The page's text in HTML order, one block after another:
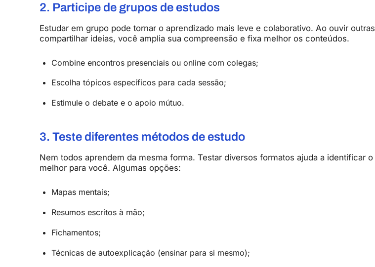
2. Participe de grupos de estudos
Estudar em grupo pode tornar o aprendizado mais leve e colaborativo. Ao ouvir outras
compartilhar ideias, você amplia sua compreensão e fixa melhor os conteúdos.
Combine encontros presenciais ou online com colegas;
Escolha tópicos específicos para cada sessão;
Estimule o debate e o apoio mútuo.
3. Teste diferentes métodos de estudo
Nem todos aprendem da mesma forma. Testar diversos formatos ajuda a identificar o
melhor para você. Algumas opções:
Mapas mentais;
Resumos escritos à mão;
Fichamentos;
Técnicas de autoexplicação (ensinar para si mesmo);